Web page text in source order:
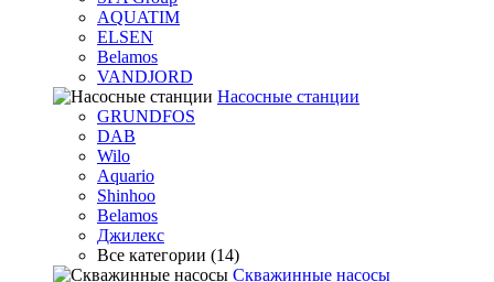
AQUATIM
ELSEN
Belamos
VANDJORD
Насосные станции
GRUNDFOS
DAB
Wilo
Aquario
Shinhoo
Belamos
Джилекс
Все категории (14)
Скважинные насосы